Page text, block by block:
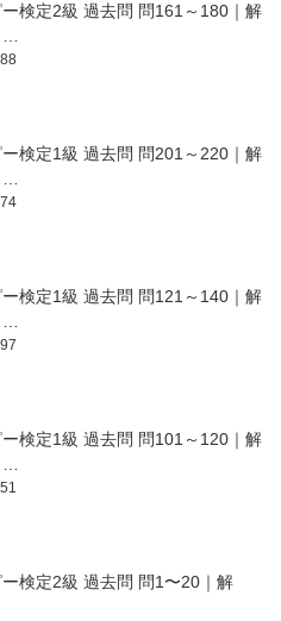
検定2級 過去問 問161～180｜解
検定1級 過去問 問201～220｜解
検定1級 過去問 問121～140｜解
検定1級 過去問 問101～120｜解
検定2級 過去問 問1〜20｜解